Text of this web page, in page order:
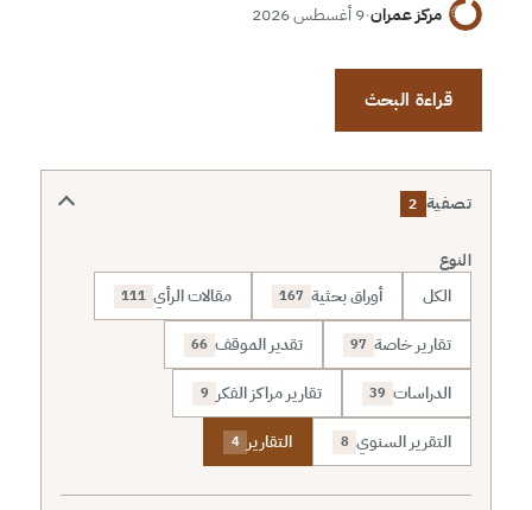
مركز عمران·9 أغسطس 2026
قراءة البحث
تصفية 2
النوع
الكل أوراق بحثية 167 مقالات الرأي 111
تقارير خاصة 97 تقدير الموقف 66
الدراسات 39 تقارير مراكز الفكر 9
التقرير السنوي 8 التقارير 4